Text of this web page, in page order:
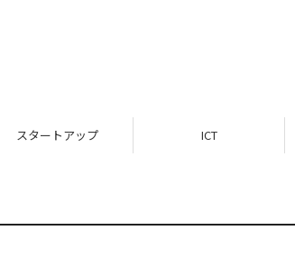
スタートアップ ICT